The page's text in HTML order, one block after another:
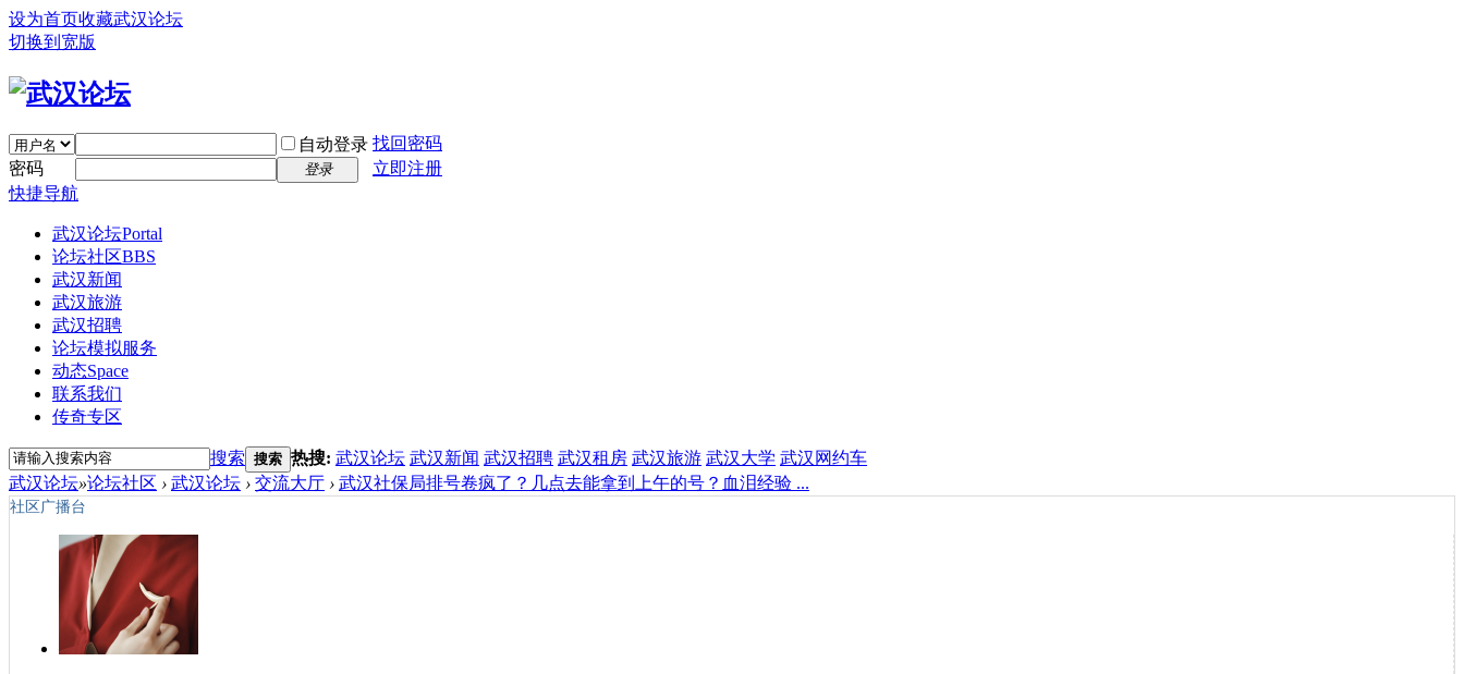
设为首页收藏武汉论坛
切换到宽版
自动登录 找回密码
密码
登录
立即注册
快捷导航
武汉论坛Portal
论坛社区BBS
武汉新闻
武汉旅游
武汉招聘
论坛模拟服务
动态Space
联系我们
传奇专区
搜索 搜索 热搜: 武汉论坛 武汉新闻 武汉招聘 武汉租房 武汉旅游 武汉大学 武汉网约车
武汉论坛»论坛社区 › 武汉论坛 › 交流大厅 › 武汉社保局排号卷疯了？几点去能拿到上午的号？血泪经验 ...
社区广播台